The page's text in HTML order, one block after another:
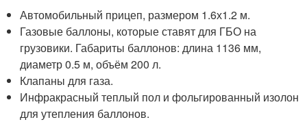
Автомобильный прицеп, размером 1.6х1.2 м.
Газовые баллоны, которые ставят для ГБО на
грузовики. Габариты баллонов: длина 1136 мм,
диаметр 0.5 м, объём 200 л.
Клапаны для газа.
Инфракрасный теплый пол и фольгированный изолон
для утепления баллонов.